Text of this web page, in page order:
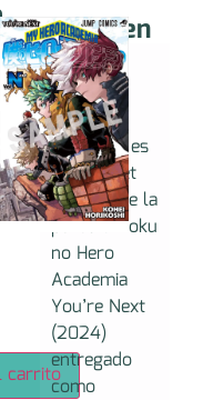
carrito
Resumen
Boku no
Hero
Academia
Vol. Next es
un booklet
(librillo) de la
película Boku
no Hero
Academia
You’re Next
(2024)
entregado
como